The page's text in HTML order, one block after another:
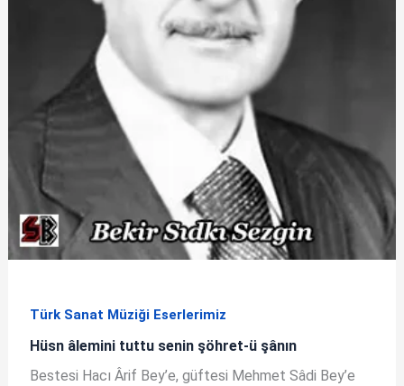
Türk Sanat Müziği Eserlerimiz
Hüsn âlemini tuttu senin şöhret-ü şânın
Bestesi Hacı Ârif Bey’e, güftesi Mehmet Sâdi Bey’e